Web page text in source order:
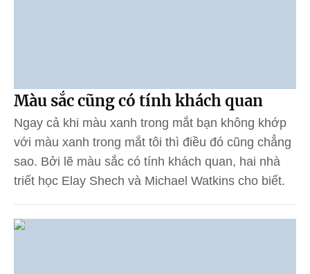
Màu sắc cũng có tính khách quan
Ngay cả khi màu xanh trong mắt bạn không khớp
với màu xanh trong mắt tôi thì điều đó cũng chẳng
sao. Bởi lẽ màu sắc có tính khách quan, hai nhà
triết học Elay Shech và Michael Watkins cho biết.